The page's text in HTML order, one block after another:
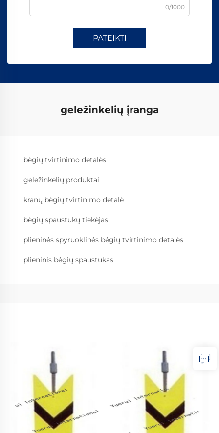
0/1000
PATEIKTI
geležinkelių įranga
bėgių tvirtinimo detalės
geležinkelių produktai
kranų bėgių tvirtinimo detalė
bėgių spaustukų tiekėjas
plieninės spyruoklinės bėgių tvirtinimo detalės
plieninis bėgių spaustukas